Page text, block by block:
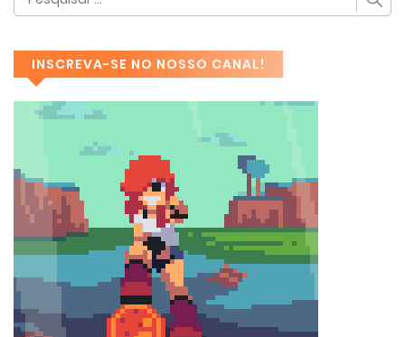
INSCREVA-SE NO NOSSO CANAL!